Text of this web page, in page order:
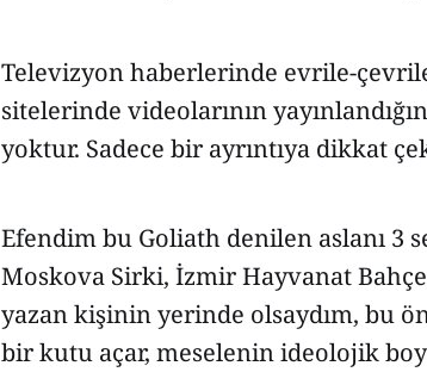
Televizyon haberlerinde evrile-
sitelerinde videolarının
yoktur. Sadece bir ayrıntıya dikkat
Efendim bu Goliath denilen aslanı 3
Moskova Sirki, İzmir Hayvanat
yazan kişinin yerinde olsaydım, bu
bir kutu açar, meselenin ideolojik